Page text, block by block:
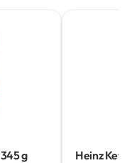
345 g Heinz